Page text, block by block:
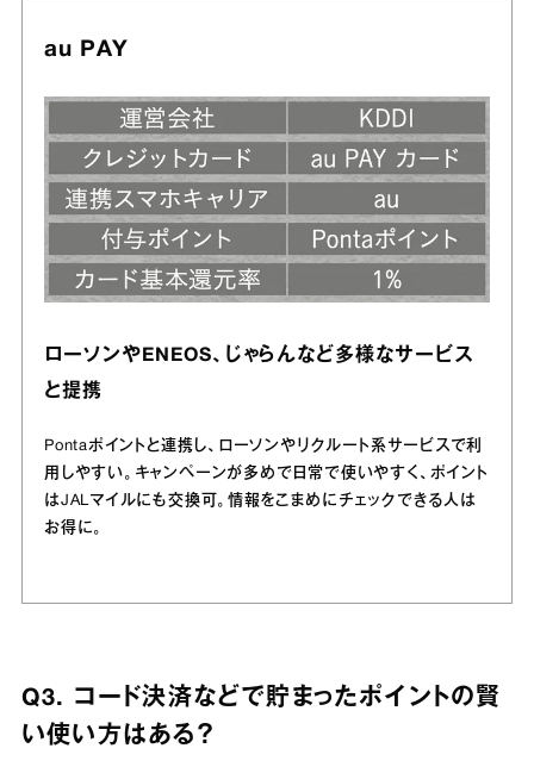
au PAY
ローソンやENEOS、じゃらんなど多様なサービス
と提携
Pontaポイントと連携し、ローソンやリクルート系サービスで利
用しやすい。キャンペーンが多めで日常で使いやすく、ポイント
はJALマイルにも交換可。情報をこまめにチェックできる人は
お得に。
Q3. コード決済などで貯まったポイントの賢
い使い方はある？